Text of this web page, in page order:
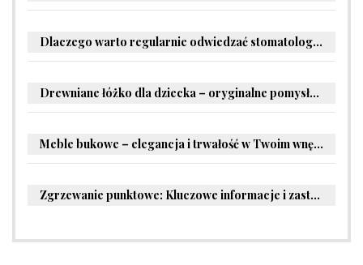
Dlaczego warto regularnie odwiedzać stomatologa?
Drewniane łóżko dla dziecka – oryginalne pomysły na aranżację pokoju malucha
Meble bukowe – elegancja i trwałość w Twoim wnętrzu
Zgrzewanie punktowe: Kluczowe informacje i zastosowania w przemyśle